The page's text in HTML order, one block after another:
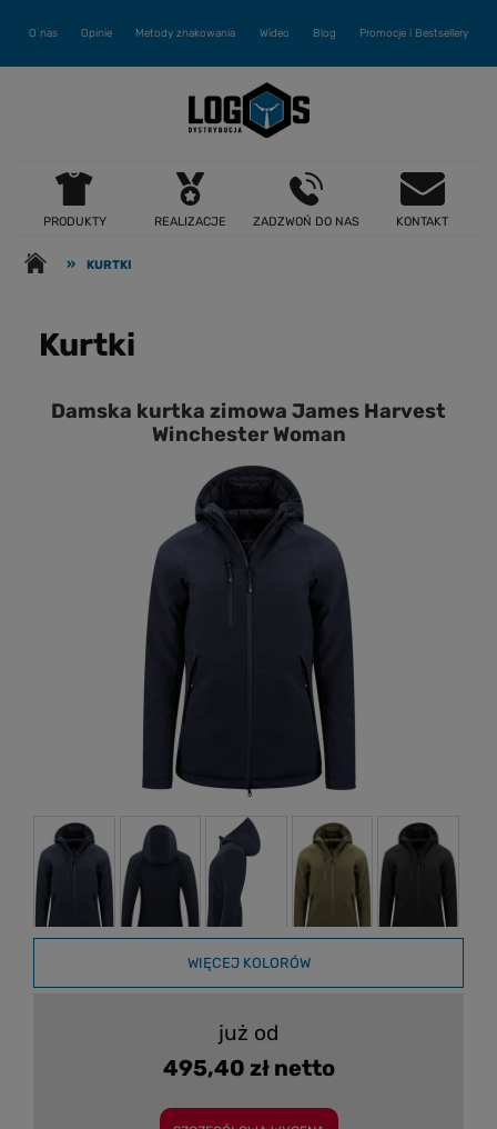
O nas Opinie Metody znakowania Wideo Blog Promocje i Bestsellery
PRODUKTY REALIZACJE ZADZWOŃ DO NAS KONTAKT
» KURTKI
Kurtki
Damska kurtka zimowa James Harvest
Winchester Woman
WIĘCEJ KOLORÓW
już od
495,40 zł netto